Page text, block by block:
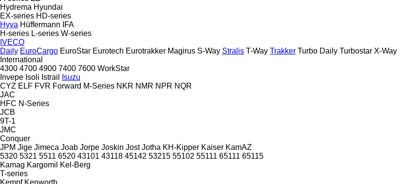
Hydrema Hyundai
EX-series HD-series
Hyva Hüffermann
IFA
H-series L-series W-series
IVECO
Daily EuroCargo EuroStar Eurotech Eurotrakker Magirus S-Way Stralis T-Way Trakker Turbo Daily Turbostar X-Way
International
4300 4700 4900 7400 7600 WorkStar
Invepe Isoli Istrail
Isuzu
CYZ ELF FVR Forward M-Series NKR NMR NPR NQR
JAC
HFC N-Series
JCB
9T-1
JMC
Conquer
JPM Jige Jimeca Joab Jorpe Joskin Jost Jotha KH-Kipper Kaiser KamAZ
5320 5321 5511 6520 43101 43118 45142 53215 55102 55111 65111 65115
Kamag Kargomil
Kel-Berg
T-series
Kempf Kenworth